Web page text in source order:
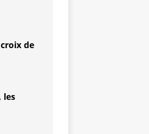
de
les